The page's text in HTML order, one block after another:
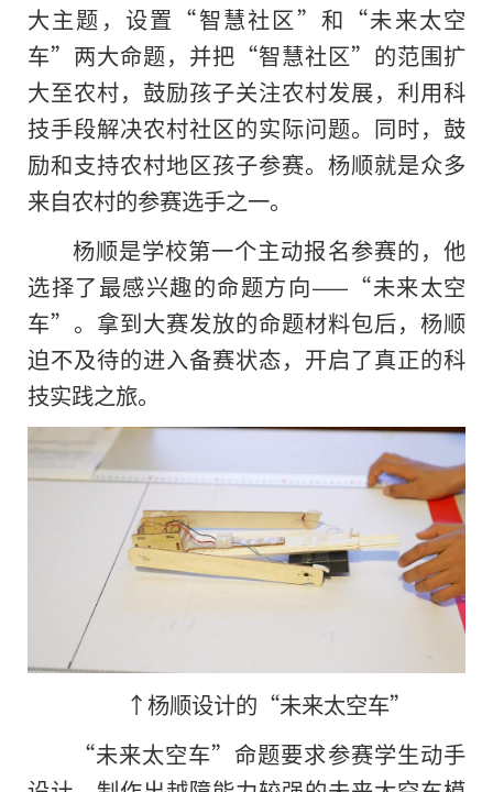
大主题，设置“智慧社区”和“未来太空
车”两大命题，并把“智慧社区”的范围扩
大至农村，鼓励孩子关注农村发展，利用科
技手段解决农村社区的实际问题。同时，鼓
励和支持农村地区孩子参赛。杨顺就是众多
来自农村的参赛选手之一。
杨顺是学校第一个主动报名参赛的，他
选择了最感兴趣的命题方向——“未来太空
车”。拿到大赛发放的命题材料包后，杨顺
迫不及待的进入备赛状态，开启了真正的科
技实践之旅。
↑杨顺设计的“未来太空车”
“未来太空车”命题要求参赛学生动手